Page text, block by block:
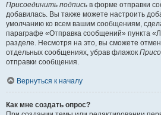
Присоединить подпись в форме отправки
добавилась. Вы также можете настроить
умолчанию ко всем вашим сообщениям,
параграфе «Отправка сообщений» пункта
разделе. Несмотря на это, вы сможете
отдельных сообщениях, убрав флажок
отправки сообщения.
Вернуться к началу
Как мне создать опрос?